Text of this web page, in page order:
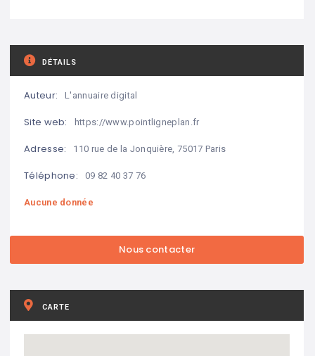
DÉTAILS
Auteur: L'annuaire digital
Site web: https://www.pointligneplan.fr
Adresse: 110 rue de la Jonquière, 75017 Paris
Téléphone: 09 82 40 37 76
Aucune donnée
CARTE